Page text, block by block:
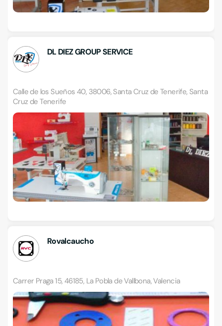
DL DIEZ GROUP SERVICE
Calle de los Sueños 40, 38006, Santa Cruz de Tenerife, Santa
Cruz de Tenerife
Rovalcaucho
Carrer Praga 15, 46185, La Pobla de Vallbona, Valencia